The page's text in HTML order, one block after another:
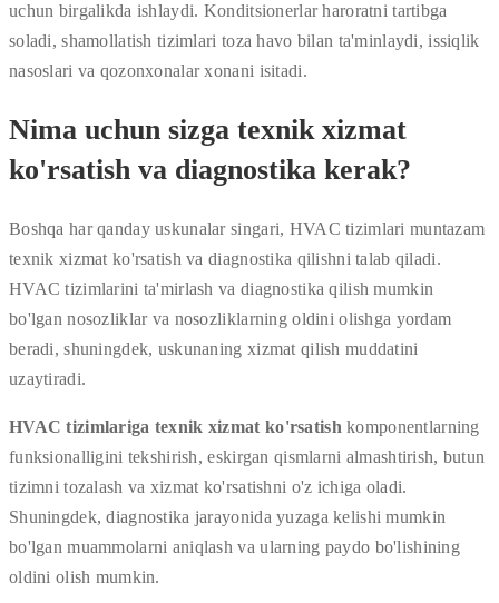
uchun birgalikda ishlaydi. Konditsionerlar haroratni tartibga
soladi, shamollatish tizimlari toza havo bilan ta'minlaydi, issiqlik
nasoslari va qozonxonalar xonani isitadi.
Nima uchun sizga texnik xizmat
ko'rsatish va diagnostika kerak?
Boshqa har qanday uskunalar singari, HVAC tizimlari muntazam
texnik xizmat ko'rsatish va diagnostika qilishni talab qiladi.
HVAC tizimlarini ta'mirlash va diagnostika qilish mumkin
bo'lgan nosozliklar va nosozliklarning oldini olishga yordam
beradi, shuningdek, uskunaning xizmat qilish muddatini
uzaytiradi.
HVAC tizimlariga texnik xizmat ko'rsatishkomponentlarning
funksionalligini tekshirish, eskirgan qismlarni almashtirish, butun
tizimni tozalash va xizmat ko'rsatishni o'z ichiga oladi.
Shuningdek, diagnostika jarayonida yuzaga kelishi mumkin
bo'lgan muammolarni aniqlash va ularning paydo bo'lishining
oldini olish mumkin.